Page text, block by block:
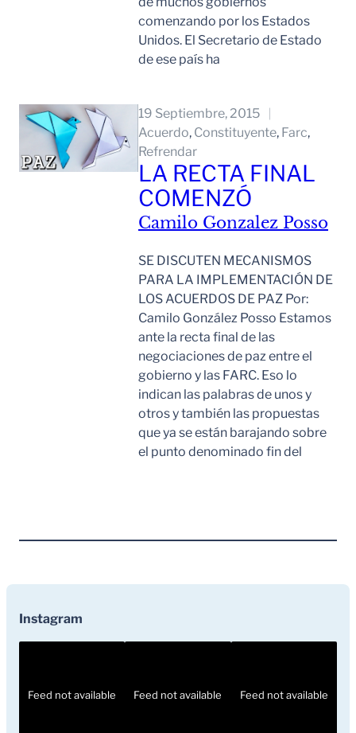
comenzando por los Estados
Unidos. El Secretario de Estado
de ese país ha
19 Septiembre, 2015
Acuerdo, Constituyente, Farc
Refrendar
LA RECTA FINAL
COMENZÓ
Camilo Gonzalez Posso
SE DISCUTEN MECANISMOS
PARA LA IMPLEMENTACIÓN DE
LOS ACUERDOS DE PAZ Por:
Camilo González Posso Estamos
ante la recta final de las
negociaciones de paz entre el
gobierno y las FARC. Eso lo
indican las palabras de unos y
otros y también las propuestas
que ya se están barajando sobre
el punto denominado fin del
Instagram
Feed not available Feed not available Feed not available